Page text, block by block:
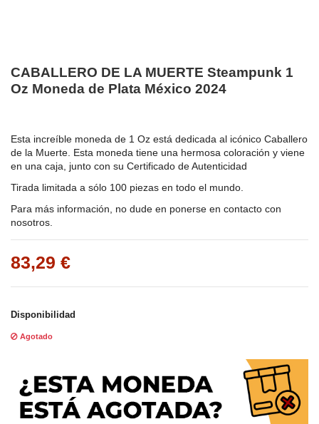
CABALLERO DE LA MUERTE Steampunk 1
Oz Moneda de Plata México 2024
Esta increíble moneda de 1 Oz está dedicada al icónico Caballero
de la Muerte. Esta moneda tiene una hermosa coloración y viene
en una caja, junto con su Certificado de Autenticidad
Tirada limitada a sólo 100 piezas en todo el mundo.
Para más información, no dude en ponerse en contacto con
nosotros.
83,29 €
Disponibilidad
Agotado